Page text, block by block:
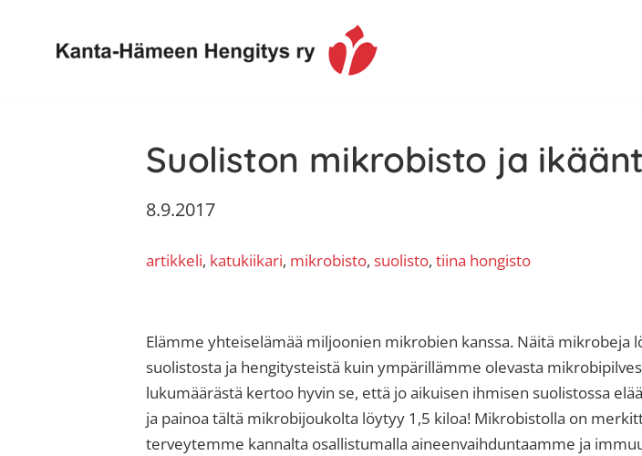
ensisijaiseen
valikkoon
pääsisältöön
ensisijaiseen
sivupalkkiin
alatunnisteeseen
Hämeen
keuhkosairaudet,
Suoliston mikrobisto ja
8.9.2017
artikkeli, katukiikari, mikrobisto, suolisto, tiina hongisto
Elämme yhteiselämää miljoonien mikrobien kanssa. Näitä mikrobeja
suolistosta ja hengitysteistä kuin ympärillämme olevasta
lukumäärästä kertoo hyvin se, että jo aikuisen ihmisen suolistossa
ja painoa tältä mikrobijoukolta löytyy 1,5 kiloa! Mikrobistolla on
terveytemme kannalta osallistumalla aineenvaihduntaamme ja